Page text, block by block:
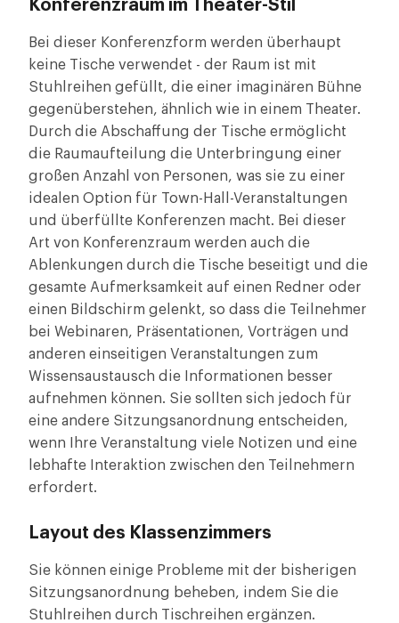
Konferenzraum im Theater-Stil
Bei dieser Konferenzform werden überhaupt
keine Tische verwendet - der Raum ist mit
Stuhlreihen gefüllt, die einer imaginären Bühne
gegenüberstehen, ähnlich wie in einem Theater.
Durch die Abschaffung der Tische ermöglicht
die Raumaufteilung die Unterbringung einer
großen Anzahl von Personen, was sie zu einer
idealen Option für Town-Hall-Veranstaltungen
und überfüllte Konferenzen macht. Bei dieser
Art von Konferenzraum werden auch die
Ablenkungen durch die Tische beseitigt und die
gesamte Aufmerksamkeit auf einen Redner oder
einen Bildschirm gelenkt, so dass die Teilnehmer
bei Webinaren, Präsentationen, Vorträgen und
anderen einseitigen Veranstaltungen zum
Wissensaustausch die Informationen besser
aufnehmen können. Sie sollten sich jedoch für
eine andere Sitzungsanordnung entscheiden,
wenn Ihre Veranstaltung viele Notizen und eine
lebhafte Interaktion zwischen den Teilnehmern
erfordert.
Layout des Klassenzimmers
Sie können einige Probleme mit der bisherigen
Sitzungsanordnung beheben, indem Sie die
Stuhlreihen durch Tischreihen ergänzen.